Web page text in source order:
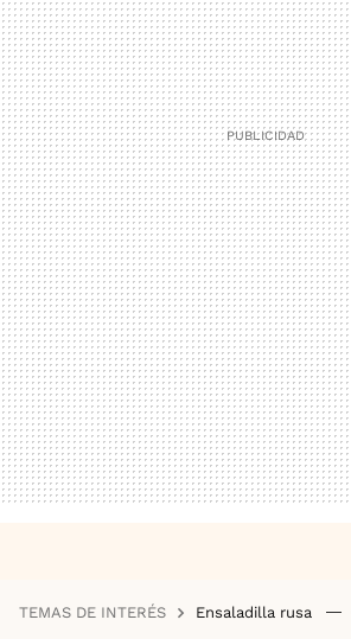
TEMAS DE INTERÉS Ensaladilla rusa